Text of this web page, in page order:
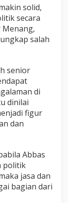
solid,
secara
Menang,
salah
senior
di
dinilai
figur
dan
Abbas
politik
jasa dan
bagian dari